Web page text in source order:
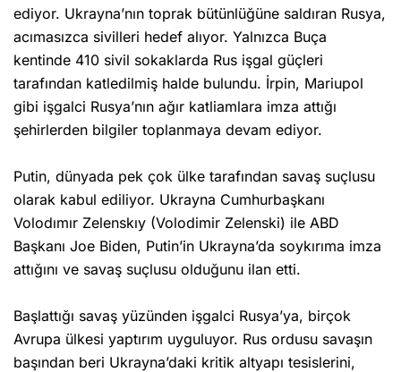
ediyor. Ukrayna’nın toprak bütünlüğüne saldıran Rusya,
acımasızca sivilleri hedef alıyor. Yalnızca Buça
kentinde 410 sivil sokaklarda Rus işgal güçleri
tarafından katledilmiş halde bulundu. İrpin, Mariupol
gibi işgalci Rusya’nın ağır katliamlara imza attığı
şehirlerden bilgiler toplanmaya devam ediyor.
Putin, dünyada pek çok ülke tarafından savaş suçlusu
olarak kabul ediliyor. Ukrayna Cumhurbaşkanı
Volodımır Zelenskıy (Volodimir Zelenski) ile ABD
Başkanı Joe Biden, Putin’in Ukrayna’da soykırıma imza
attığını ve savaş suçlusu olduğunu ilan etti.
Başlattığı savaş yüzünden işgalci Rusya’ya, birçok
Avrupa ülkesi yaptırım uyguluyor. Rus ordusu savaşın
başından beri Ukrayna’daki kritik altyapı tesislerini,